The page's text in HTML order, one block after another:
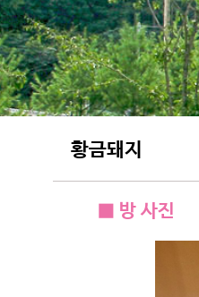
황금돼지
■ 방 사진